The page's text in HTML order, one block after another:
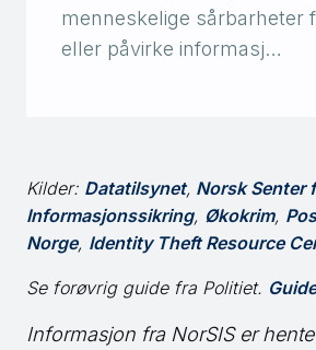
menneskelige sårbarheter
eller påvirke informasj…
Kilder: Datatilsynet, Norsk Senter
Informasjonssikring, Økokrim,
Norge, Identity Theft Resource
Se forøvrig guide fra Politiet.
Informasjon fra NorSIS er